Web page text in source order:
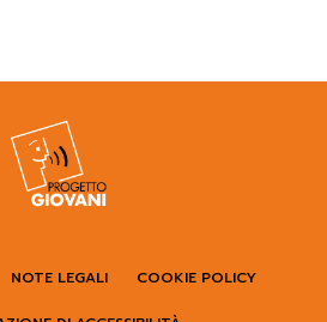
NOTE LEGALI COOKIE POLICY